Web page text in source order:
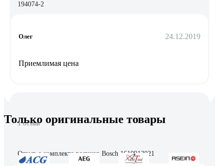
194074-2
Олег 24.12.2019
Приемлимая цена
1 отзыв
Отзыв о комплекте роликов Bosch 1610913021
Только оригинальные товары